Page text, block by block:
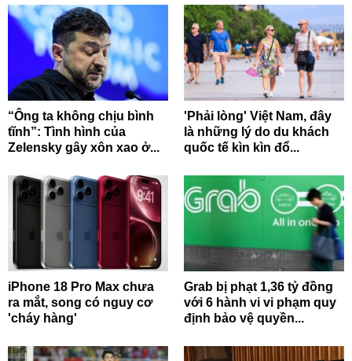
“Ông ta không chịu bình
tĩnh”: Tình hình của
Zelensky gây xôn xao ở...
'Phải lòng' Việt Nam, đây
là những lý do du khách
quốc tế kìn kìn đổ...
iPhone 18 Pro Max chưa
ra mắt, song có nguy cơ
'cháy hàng'
Grab bị phạt 1,36 tỷ đồng
với 6 hành vi vi phạm quy
định bảo vệ quyền...